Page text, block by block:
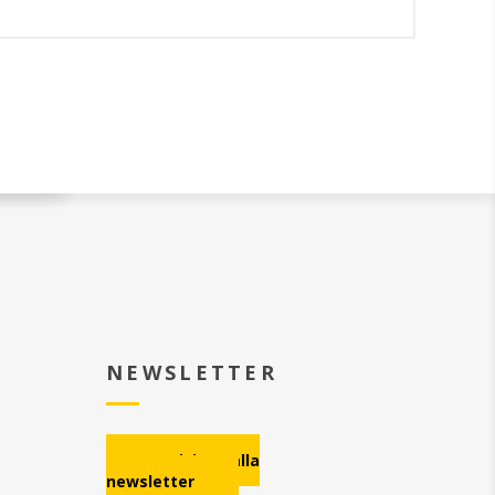
NEWSLETTER
Iscrizione alla
newsletter